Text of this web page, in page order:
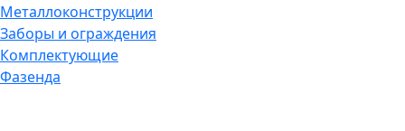
Металлоконструкции
Заборы и ограждения
Комплектующие
Фазенда